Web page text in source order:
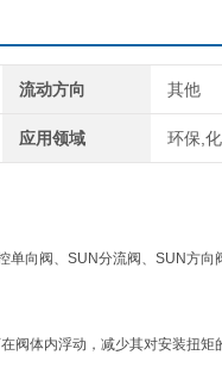
流动方向 其他
应用领域 环保,
向阀、SUN分流阀、SUN方
体内浮动，减少其对安装扭